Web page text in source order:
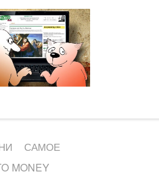
САМОЕ
MONEY